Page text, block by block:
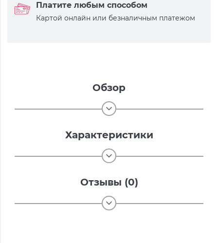
Платите любым способом
Картой онлайн или безналичным платежом
Обзор
Характеристики
Отзывы (0)